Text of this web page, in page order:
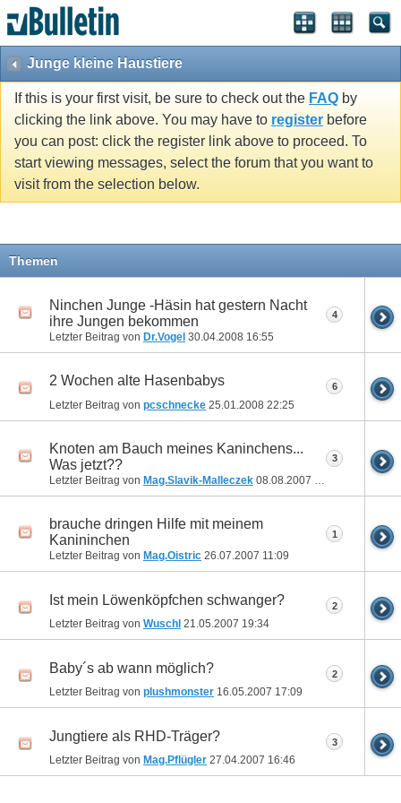
Junge kleine Haustiere
If this is your first visit, be sure to check out the FAQ by
clicking the link above. You may have to register before
you can post: click the register link above to proceed. To
start viewing messages, select the forum that you want to
visit from the selection below.
Themen
Ninchen Junge -Häsin hat gestern Nacht
ihre Jungen bekommen
Letzter Beitrag von Dr.Vogel 30.04.2008 16:55
4
2 Wochen alte Hasenbabys
Letzter Beitrag von pcschnecke 25.01.2008 22:25
6
Knoten am Bauch meines Kaninchens...
Was jetzt??
Letzter Beitrag von Mag.Slavik-Malleczek 08.08.2007 18:23
3
brauche dringen Hilfe mit meinem
Kanininchen
Letzter Beitrag von Mag.Oistric 26.07.2007 11:09
1
Ist mein Löwenköpfchen schwanger?
Letzter Beitrag von Wuschl 21.05.2007 19:34
2
Baby´s ab wann möglich?
Letzter Beitrag von plushmonster 16.05.2007 17:09
2
Jungtiere als RHD-Träger?
Letzter Beitrag von Mag.Pflügler 27.04.2007 16:46
3